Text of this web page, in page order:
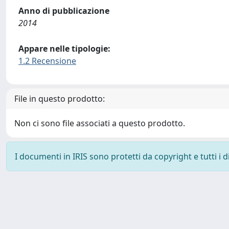
Anno di pubblicazione
2014
Appare nelle tipologie:
1.2 Recensione
File in questo prodotto:
Non ci sono file associati a questo prodotto.
I documenti in IRIS sono protetti da copyright e tutti i